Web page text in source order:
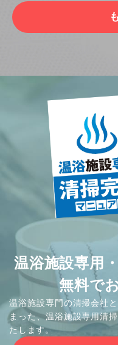
温浴施設専用
無料で
温浴施設専門の清掃会社
まった、温浴施設専用清
たします。